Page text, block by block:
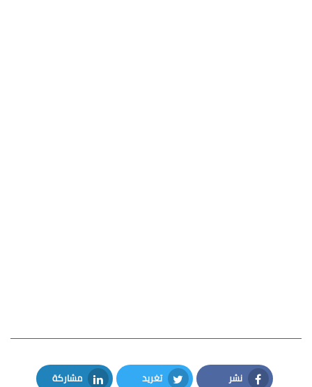
نشر تغريد مشاركة